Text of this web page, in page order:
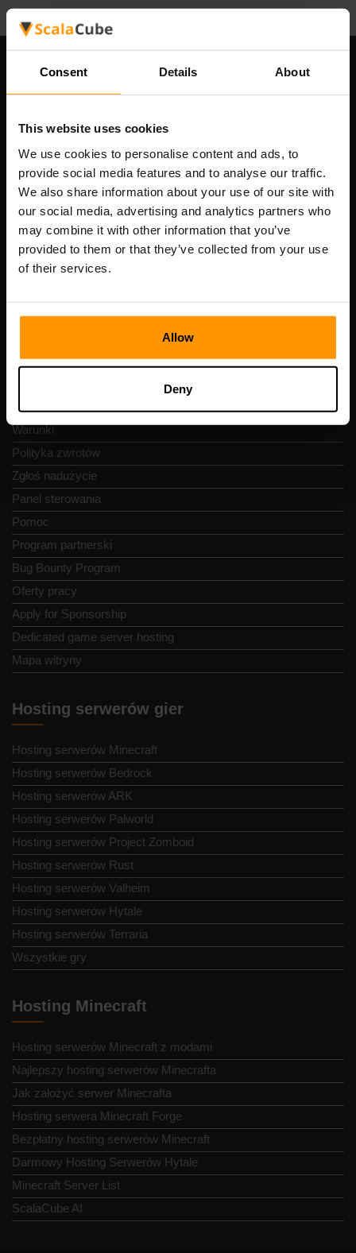
Consent Details About
This website uses cookies
We use cookies to personalise content and ads, to
provide social media features and to analyse our traffic.
We also share information about your use of our site with
our social media, advertising and analytics partners who
may combine it with other information that you’ve
provided to them or that they’ve collected from your use
of their services.
Allow
Deny
Nasza firma
Scalable Hosting Solutions OÜ
Kod rejestracyjny: 14652605
Numer VAT: EE102133820
Adres: Harju maakond, Tallinn, Kesklinna linnaosa,
Vesivärava tn 50-201, 10152
Szybka nawigacja
Recenzje
Polityka prywatności
Warunki
Polityka zwrotów
Zgłoś nadużycie
Panel sterowania
Pomoc
Program partnerski
Bug Bounty Program
Oferty pracy
Apply for Sponsorship
Dedicated game server hosting
Mapa witryny
Hosting serwerów gier
Hosting serwerów Minecraft
Hosting serwerów Bedrock
Hosting serwerów ARK
Hosting serwerów Palworld
Hosting serwerów Project Zomboid
Hosting serwerów Rust
Hosting serwerów Valheim
Hosting serwerów Hytale
Hosting serwerów Terraria
Wszystkie gry
Hosting Minecraft
Hosting serwerów Minecraft z modami
Najlepszy hosting serwerów Minecrafta
Jak założyć serwer Minecrafta
Hosting serwera Minecraft Forge
Bezpłatny hosting serwerów Minecraft
Darmowy Hosting Serwerów Hytale
Minecraft Server List
ScalaCube AI